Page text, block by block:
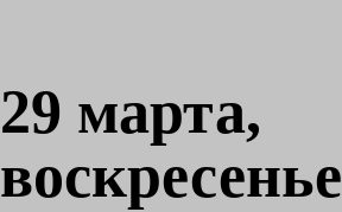
29 марта,
воскресенье